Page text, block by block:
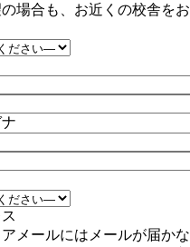
場合も、お近くの校舎を
メールにはメールが届か